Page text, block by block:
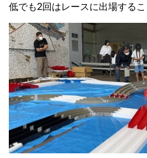
低でも2回はレースに出場するこ